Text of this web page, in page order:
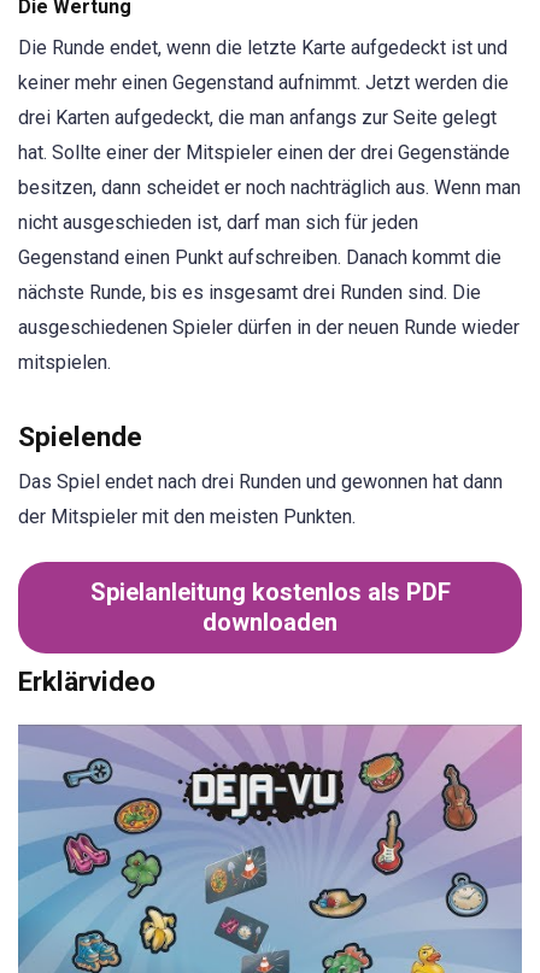
Die Wertung
Die Runde endet, wenn die letzte Karte aufgedeckt ist und
keiner mehr einen Gegenstand aufnimmt. Jetzt werden die
drei Karten aufgedeckt, die man anfangs zur Seite gelegt
hat. Sollte einer der Mitspieler einen der drei Gegenstände
besitzen, dann scheidet er noch nachträglich aus. Wenn man
nicht ausgeschieden ist, darf man sich für jeden
Gegenstand einen Punkt aufschreiben. Danach kommt die
nächste Runde, bis es insgesamt drei Runden sind. Die
ausgeschiedenen Spieler dürfen in der neuen Runde wieder
mitspielen.
Spielende
Das Spiel endet nach drei Runden und gewonnen hat dann
der Mitspieler mit den meisten Punkten.
Spielanleitung kostenlos als PDF
downloaden
Erklärvideo